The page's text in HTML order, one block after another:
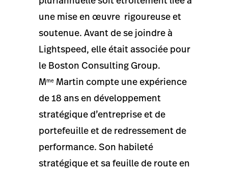
une mise en œuvre rigoureuse et
soutenue. Avant de se joindre à
Lightspeed, elle était associée pour
le Boston Consulting Group.
Mme Martin compte une expérience
de 18 ans en développement
stratégique d’entreprise et de
portefeuille et de redressement de
performance. Son habileté
stratégique et sa feuille de route en